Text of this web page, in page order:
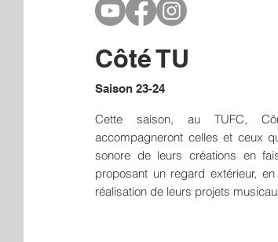
Côté TU
Saison 23-24
Cette saison, au TUFC,
accompagneront celles et ceux
sonore de leurs créations en
proposant un regard extérieur,
réalisation de leurs projets